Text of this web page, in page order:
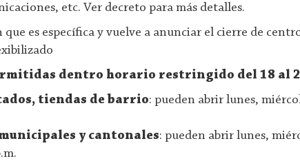
etc. Ver decreto para más detalles.
es específica y vuelve a anunciar el cierre de
dentro horario restringido del 18 al
tiendas de barrio: pueden abrir lunes,
y cantonales: pueden abrir lunes,